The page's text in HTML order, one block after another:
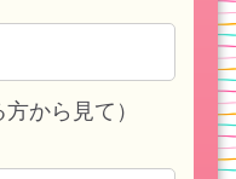
方から見て）